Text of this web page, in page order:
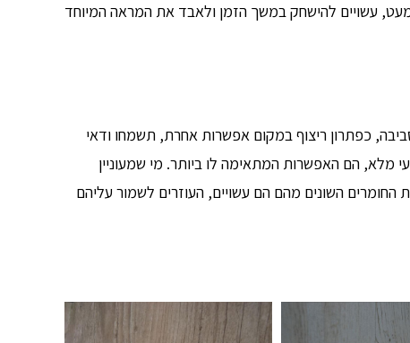
עשויים להישחק במשך הזמן ולאבד את המראה המיוחד
כפתרון ריצוף במקום אפשרות אחרת, תשמחו ודאי
מלא, הם האפשרות המתאימה לו ביותר. מי שמעוניין
החומרים השונים מהם הם עשויים, העוזרים לשמור עליהם